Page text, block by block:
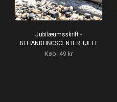
Jubilæumsskrift -
BEHANDLINGSCENTER TJELE
Køb: 49 kr